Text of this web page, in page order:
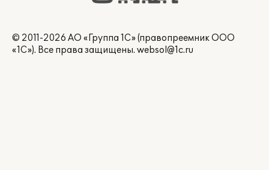
© 2011-2026 АО «Группа 1С» (правопреемник ООО
«1С»). Все права защищены. websol@1c.ru